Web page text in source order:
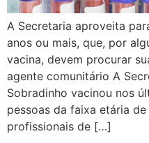
A Secretaria aproveita
anos ou mais, que, por
vacina, devem procurar
agente comunitário A
Sobradinho vacinou nos
pessoas da faixa etária
profissionais de […]